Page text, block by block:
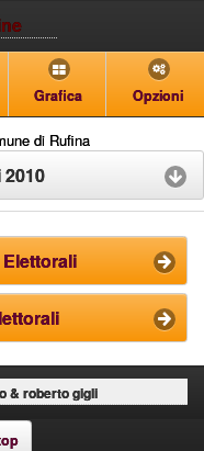
Grafica Opzioni
di Rufina
& roberto gigli